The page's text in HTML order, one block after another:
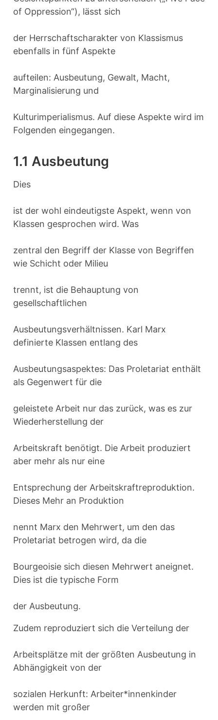
of Oppression“), lässt sich
der Herrschaftscharakter von Klassismus
ebenfalls in fünf Aspekte
aufteilen: Ausbeutung, Gewalt, Macht,
Marginalisierung und
Kulturimperialismus. Auf diese Aspekte wird im
Folgenden eingegangen.
1.1 Ausbeutung
Dies
ist der wohl eindeutigste Aspekt, wenn von
Klassen gesprochen wird. Was
zentral den Begriff der Klasse von Begriffen
wie Schicht oder Milieu
trennt, ist die Behauptung von
gesellschaftlichen
Ausbeutungsverhältnissen. Karl Marx
definierte Klassen entlang des
Ausbeutungsaspektes: Das Proletariat enthält
als Gegenwert für die
geleistete Arbeit nur das zurück, was es zur
Wiederherstellung der
Arbeitskraft benötigt. Die Arbeit produziert
aber mehr als nur eine
Entsprechung der Arbeitskraftreproduktion.
Dieses Mehr an Produktion
nennt Marx den Mehrwert, um den das
Proletariat betrogen wird, da die
Bourgeoisie sich diesen Mehrwert aneignet.
Dies ist die typische Form
der Ausbeutung.
Zudem reproduziert sich die Verteilung der
Arbeitsplätze mit der größten Ausbeutung in
Abhängigkeit von der
sozialen Herkunft: Arbeiter*innenkinder
werden mit großer